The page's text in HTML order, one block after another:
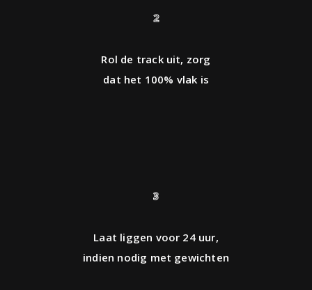
Rol de track uit, zorg
dat het 100% vlak is
2
Laat liggen voor 24 uur,
indien nodig met gewichten
3